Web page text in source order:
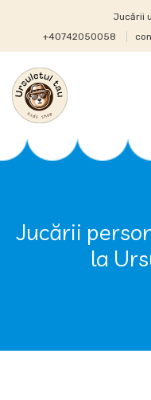
Jucării
+40742050058
Jucării
la